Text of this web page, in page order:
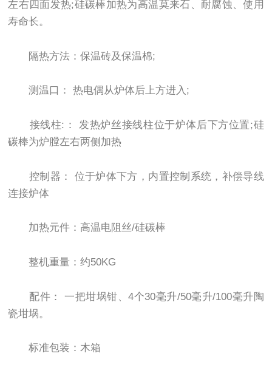
左右四面发热;硅碳棒加热为高温莫来石、耐腐蚀、使用
寿命长。
隔热方法：保温砖及保温棉;
测温口： 热电偶从炉体后上方进入;
接线柱:： 发热炉丝接线柱位于炉体后下方位置;硅
碳棒为炉膛左右两侧加热
控制器： 位于炉体下方，内置控制系统，补偿导线
连接炉体
加热元件：高温电阻丝/硅碳棒
整机重量：约50KG
配件： 一把坩埚钳、4个30毫升/50毫升/100毫升陶
瓷坩埚。
标准包装：木箱